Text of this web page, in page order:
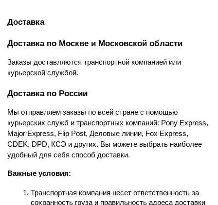
Доставка
Доставка по Москве и Московской области
Заказы доставляются транспортной компанией или
курьерской службой.
Доставка по России
Мы отправляем заказы по всей стране с помощью
курьерских служб и транспортных компаний: Pony Express,
Major Express, Flip Post, Деловые линии, Fox Express,
CDEK, DPD, КСЭ и других. Вы можете выбрать наиболее
удобный для себя способ доставки.
Важные условия:
Транспортная компания несет ответственность за
сохранность груза и правильность адреса доставки